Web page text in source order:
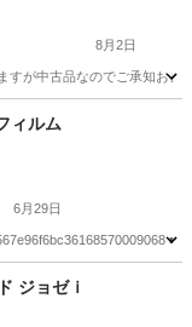
8月2日
すが中古品なのでご承知お
ィルム
6月29日
ジョゼｉ